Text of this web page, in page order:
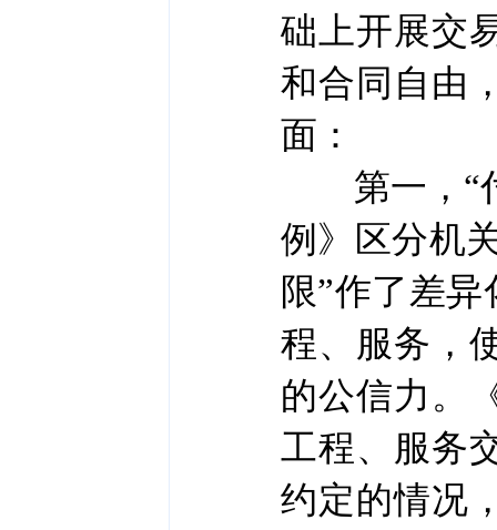
础上开展交
和合同自由
面：
第一，“付
例》区分机
限”作了差
程、服务，
的公信力。
工程、服务
约定的情况